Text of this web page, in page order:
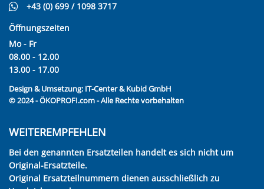
+43 (0) 699 / 1098 3717
Öffnungszeiten
Mo - Fr
08.00 - 12.00
13.00 - 17.00
Design & Umsetzung: IT-Center & Kubid GmbH
© 2024 - ÖKOPROFI.com - Alle Rechte vorbehalten
WEITEREMPFEHLEN
Bei den genannten Ersatzteilen handelt es sich nicht um
Original-Ersatzteile.
Original Ersatzteilnummern dienen ausschließlich zu